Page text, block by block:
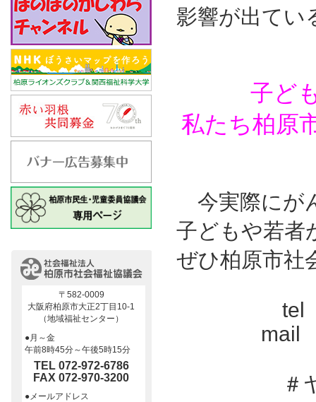
影響が出てい
子ど
私たち柏原
今実際にが
子どもや若者
ぜひ柏原市社
tel
mail
＃ヤン
〒582-0009
大阪府柏原市大正2丁目10-1
（地域福祉センター）
●月～金
午前8時45分～午後5時15分
TEL 072-972-6786
FAX 072-970-3200
●メールアドレス